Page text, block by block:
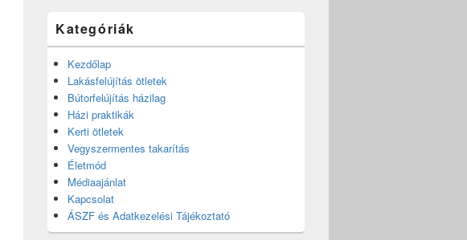
Kategóriák
Kezdőlap
Lakásfelújítás ötletek
Bútorfelújítás házilag
Házi praktikák
Kerti ötletek
Vegyszermentes takarítás
Életmód
Médiaajánlat
Kapcsolat
ÁSZF és Adatkezelési Tájékoztató